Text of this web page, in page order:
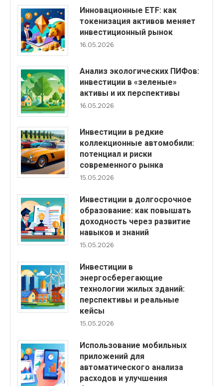
Инновационные ETF: как
токенизация активов меняет
инвестиционный рынок
16.05.2026
Анализ экологических ПИФов:
инвестиции в «зеленые»
активы и их перспективы
16.05.2026
Инвестиции в редкие
коллекционные автомобили:
потенциал и риски
современного рынка
15.05.2026
Инвестиции в долгосрочное
образование: как повышать
доходность через развитие
навыков и знаний
15.05.2026
Инвестиции в
энергосберегающие
технологии жилых зданий:
перспективы и реальные
кейсы
15.05.2026
Использование мобильных
приложений для
автоматического анализа
расходов и улучшения